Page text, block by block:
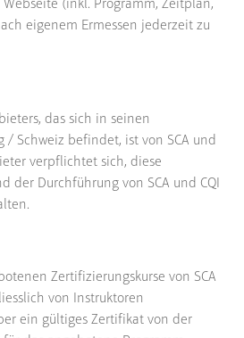
Webseite (inkl. Programm, Zeitplan,
eigenem Ermessen jederzeit zu
das sich in seinen
/ Schweiz befindet, ist von SCA und
verpflichtet sich, diese
der Durchführung von SCA und CQI
Zertifizierungskurse von SCA
von Instruktoren
ein gültiges Zertifikat von der